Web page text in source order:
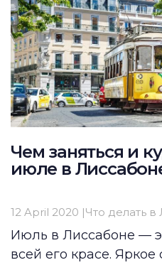
Чем заняться и
июле в
12 April 2020 |Что делать
Июль в Лиссабоне —
всей его красе. Яркое